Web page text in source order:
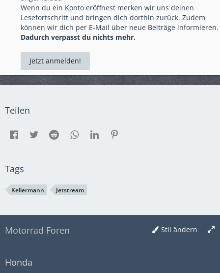
Wenn du ein Konto eröffnest merken wir uns deinen
Lesefortschritt und bringen dich dorthin zurück. Zudem
können wir dich per E-Mail über neue Beiträge informieren.
Dadurch verpasst du nichts mehr.
Jetzt anmelden!
Teilen
Tags
Kellermann Jetstream
Stil ändern
Motorrad Foren
Honda